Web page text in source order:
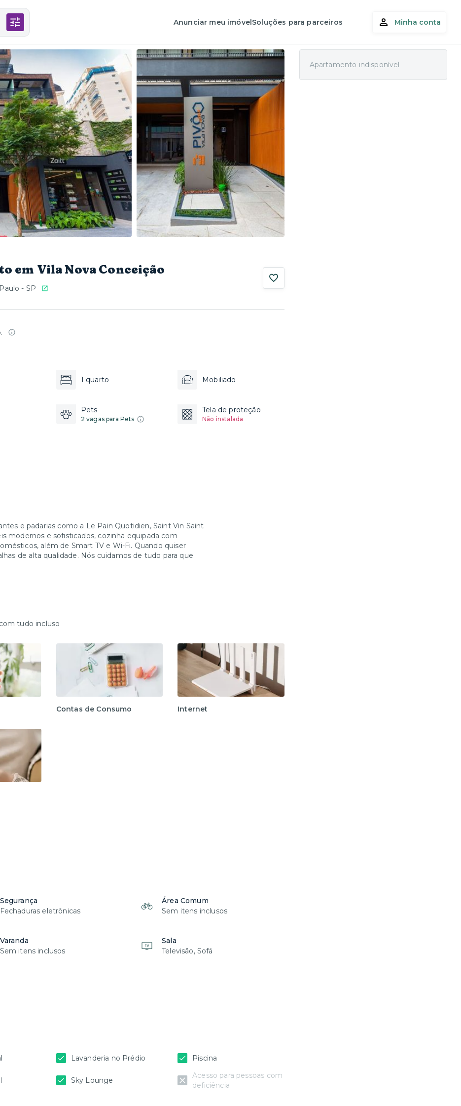
Anunciar meu imóvelSoluções para parceiros Minha conta
em Vila Nova Conceição
- SP
.
1 quarto Mobiliado
Pets
2 vagas para Pets
Tela de proteção
Não instalada
e padarias como a Le Pain Quotidien, Saint Vin Saint
modernos e sofisticados, cozinha equipada com
além de Smart TV e Wi-Fi. Quando quiser
de alta qualidade. Nós cuidamos de tudo para que
tudo incluso
Contas de Consumo Internet
Segurança
Fechaduras eletrônicas
Área Comum
Sem itens inclusos
Varanda
Sem itens inclusos
Sala
Televisão, Sofá
Lavanderia no Prédio Piscina
Sky Lounge
Acesso para pessoas com
deficiência
Apartamento indisponível